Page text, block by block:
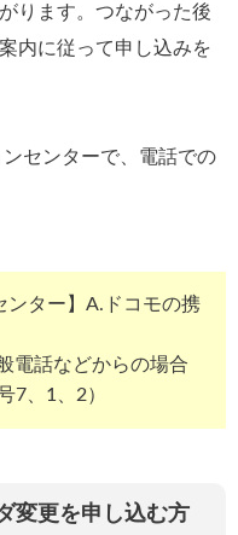
ります。つながった後
内に従って申し込みを
センターで、電話での
ンター】A.ドコモの携
電話などからの場合
7、1、2）
変更を申し込む方